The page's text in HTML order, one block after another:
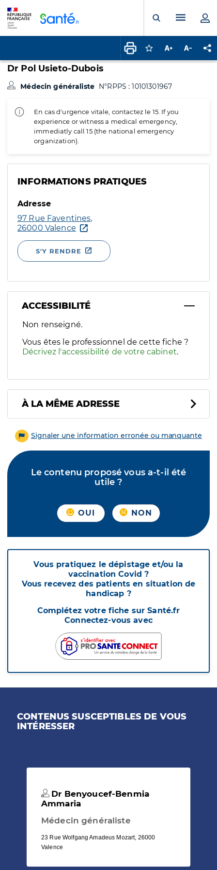
Ouvrir laMenu
Connectez-vous
Augmenter la
Dr Pol Usieto-Dubois
Médecin généraliste N°RPPS : 10101301967
En cas d'urgence vitale, contactez le 15. If you
experience or witness a medical emergency,
immediatly call 15 (the national emergency
organization).
INFORMATIONS PRATIQUES
Adresse
97 Rue Faventines,
26000 Valence
S'Y RENDRE
ACCESSIBILITÉ
Filtres
Sélectionnez un ou plusieurs handicaps/besoins
Non renseigné.
Vous êtes le professionnel de cette fiche ?
Décrivez l'accessibilité de votre cabinet.
À LA MÊME ADRESSE
Signaler une information erronée ou manquante
Le contenu proposé vous a-t-il été
utile ?
OUI NON
Vous pratiquez le dépistage et/ou la
vaccination Covid ?
Vous recevez des patients en situation de
handicap ?
Complétez votre fiche sur Santé.fr
Connectez-vous avec
CONTENUS SUSCEPTIBLES DE VOUS
INTÉRESSER
Dr Benyoucef-Benmia
Ammaria
Médecin généraliste
23 Rue Wolfgang Amadeus Mozart, 26000
Valence